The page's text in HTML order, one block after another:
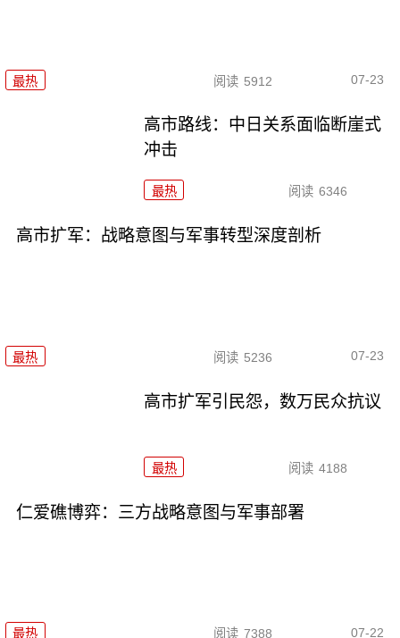
最热 阅读 5912 07-23
高市路线：中日关系面临断崖式
冲击
最热 阅读 6346
高市扩军：战略意图与军事转型深度剖析
最热 阅读 5236 07-23
高市扩军引民怨，数万民众抗议
最热 阅读 4188
仁爱礁博弈：三方战略意图与军事部署
最热 阅读 7388 07-22